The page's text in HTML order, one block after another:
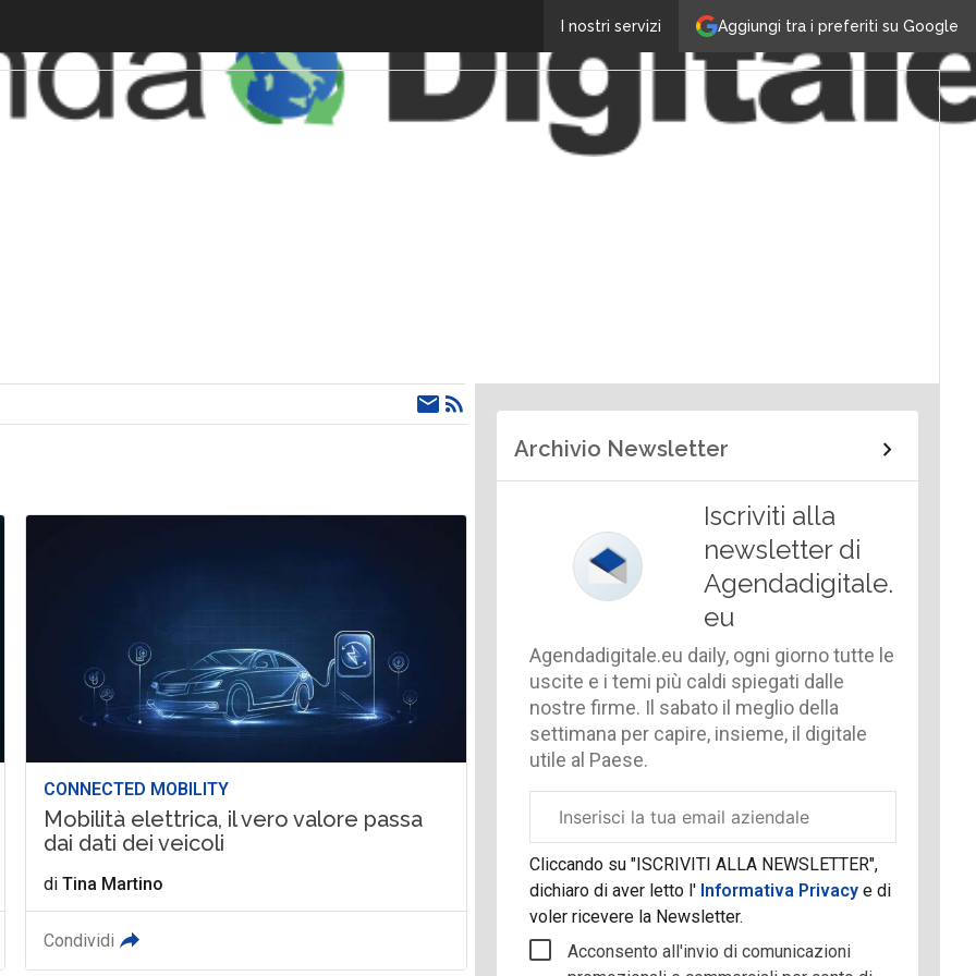
Aggiungi tra i preferiti su Google
I nostri servizi
CONNECTED MOBILITY
Mobilità elettrica, il vero valore passa
dai dati dei veicoli
diTina Martino
Condividi
Archivio Newsletter
Iscriviti alla
newsletter di
Agendadigitale.
eu
Agendadigitale.eu daily, ogni giorno tutte le
uscite e i temi più caldi spiegati dalle
nostre firme. Il sabato il meglio della
settimana per capire, insieme, il digitale
utile al Paese.
aziendale
Cliccando su "ISCRIVITI ALLA NEWSLETTER",
dichiaro di aver letto l' Informativa Privacye di
voler ricevere la Newsletter.
Acconsento all'invio di comunicazioni